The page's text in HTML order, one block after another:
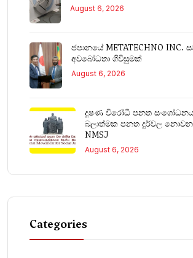
August 6, 2026
ජපානයේ METATECHNO INC.
අවබෝධතා ගිවිසුමක්
August 6, 2026
දූෂණ විරෝධී පනත
බලාත්මක පනත දුර්වල
NMSJ
August 6, 2026
Categories